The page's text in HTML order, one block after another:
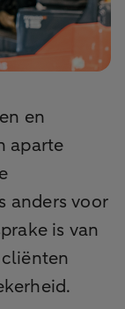
en
aparte
anders voor
is van